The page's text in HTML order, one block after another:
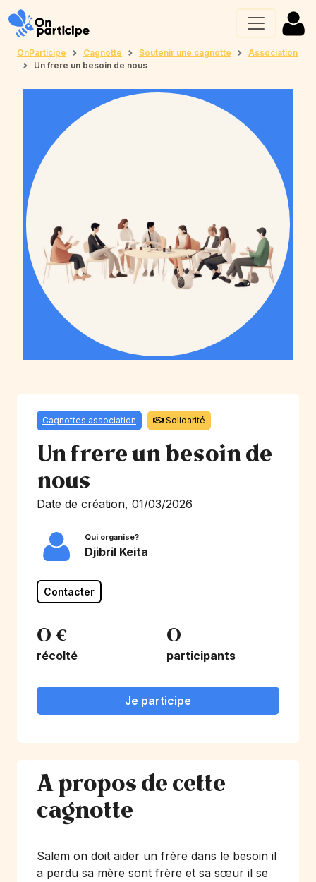
OnParticipe Cagnotte Soutenir une cagnotte
Association
Un frere un besoin de nous
Cagnottes association Solidarité
Un frere un besoin de
nous
Date de création, 01/03/2026
Qui organise?
Djibril Keita
Contacter
0 €
récolté
0
participants
Je participe
A propos de cette
cagnotte
Salem on doit aider un frère dans le besoin il
a perdu sa mère sont frère et sa sœur il se